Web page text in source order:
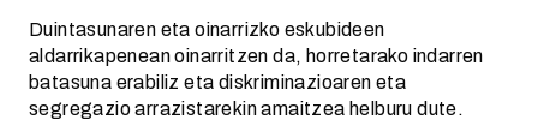
Duintasunaren eta oinarrizko eskubideen
aldarrikapenean oinarritzen da, horretarako indarren
batasuna erabiliz eta diskriminazioaren eta
segregazio arrazistarekin amaitzea helburu dute.